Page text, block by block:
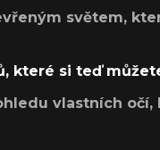
světem,
které si teď
vlastních očí,